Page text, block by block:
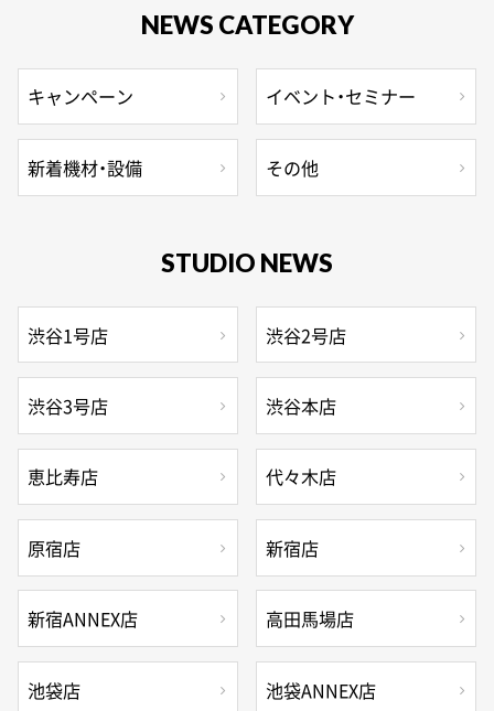
NEWS CATEGORY
キャンペーン イベント・セミナー
新着機材・設備 その他
STUDIO NEWS
渋谷1号店 渋谷2号店
渋谷3号店 渋谷本店
恵比寿店 代々木店
原宿店 新宿店
新宿ANNEX店 高田馬場店
池袋店 池袋ANNEX店